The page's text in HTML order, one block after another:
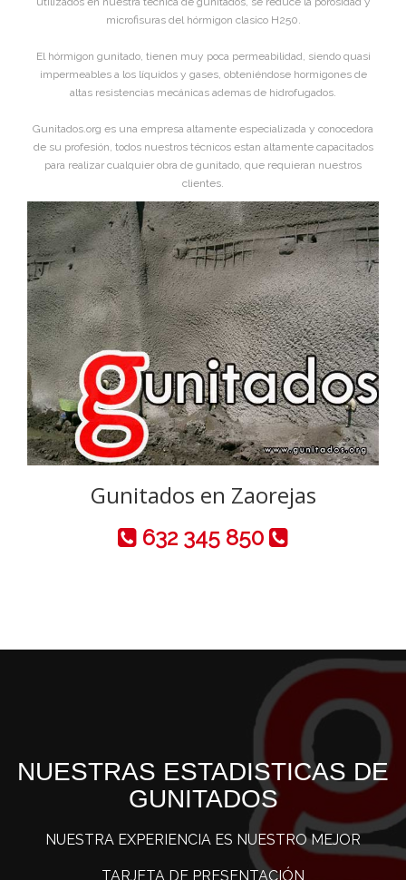
microfisuras del hórmigon clasico H250.
El hórmigon gunitado, tienen muy poca permeabilidad, siendo quasi
impermeables a los líquidos y gases, obteniéndose hormigones de
altas resistencias mecánicas ademas de hidrofugados.
Gunitados.org es una empresa altamente especializada y conocedora
de su profesión, todos nuestros técnicos estan altamente capacitados
para realizar cualquier obra de gunitado, que requieran nuestros
clientes.
Gunitados en Zaorejas
632 345 850
NUESTRAS ESTADISTICAS DE
GUNITADOS
NUESTRA EXPERIENCIA ES NUESTRO MEJOR
TARJETA DE PRESENTACIÓN